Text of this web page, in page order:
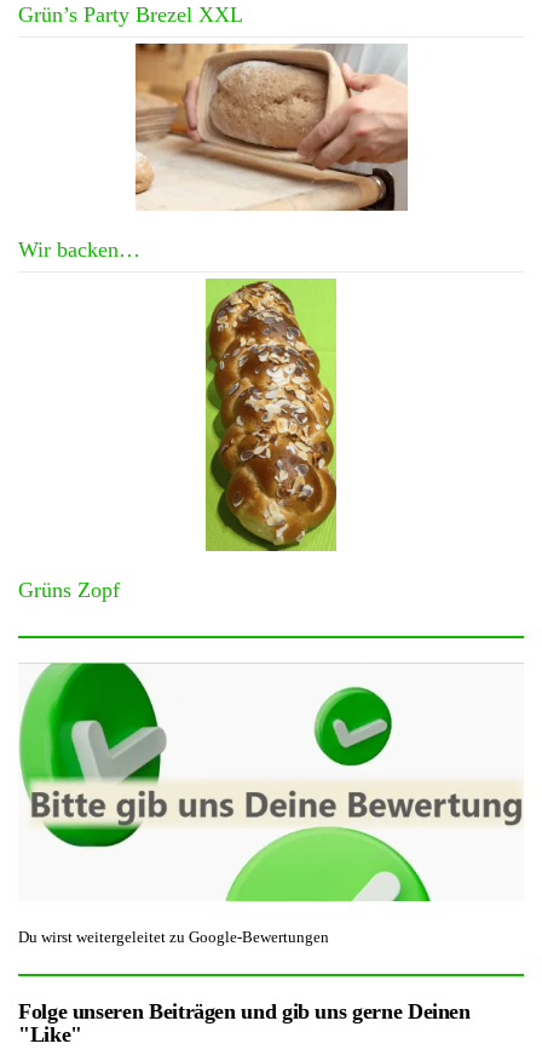
Grün’s Party Brezel XXL
Wir backen…
Grüns Zopf
Du wirst weitergeleitet zu Google-Bewertungen
Folge unseren Beiträgen und gib uns gerne Deinen
"Like"